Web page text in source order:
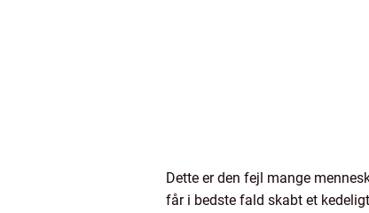
Dette er den fejl mange
får i bedste fald skabt et